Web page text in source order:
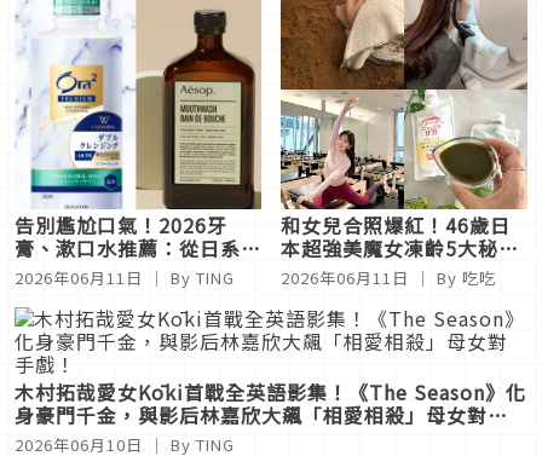
告別尷尬口氣！2026牙
膏、漱口水推薦：從日系花
香到草本香氛全攻略
2026年06月11日 ｜ By TING
和女兒合照爆紅！46歲日
本超強美魔女凍齡5大秘
訣：討厭運動卻愛上皮拉提
斯、檜木酵素浴幫助排汗讓
肌膚嫩到爆
2026年06月11日 ｜ By 吃吃
木村拓哉愛女Kōki首戰全英語影集！《The Season》化
身豪門千金，與影后林嘉欣大飆「相愛相殺」母女對手
戲！
2026年06月10日 ｜ By TING